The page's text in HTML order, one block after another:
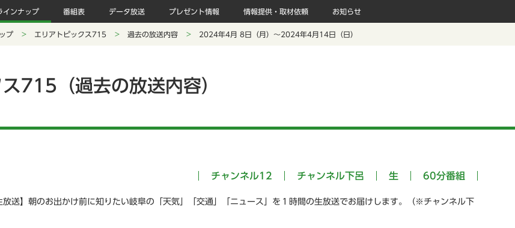
インナップ 番組表 データ放送 プレゼント情報 情報提供・取材依頼 お知らせ
プ エリアトピックス715 過去の放送内容 2024年4月 8日（月）～2024年4月14日（日）
715（過去の放送内容）
チャンネル12 チャンネル下呂 生 60分番組
放送】朝のお出かけ前に知りたい岐阜の「天気」「交通」「ニュース」を１時間の生放送でお届けします。（※チャンネル下